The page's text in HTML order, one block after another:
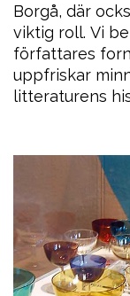
Borgå, där
viktig roll. Vi
författares
uppfriskar
litteraturens